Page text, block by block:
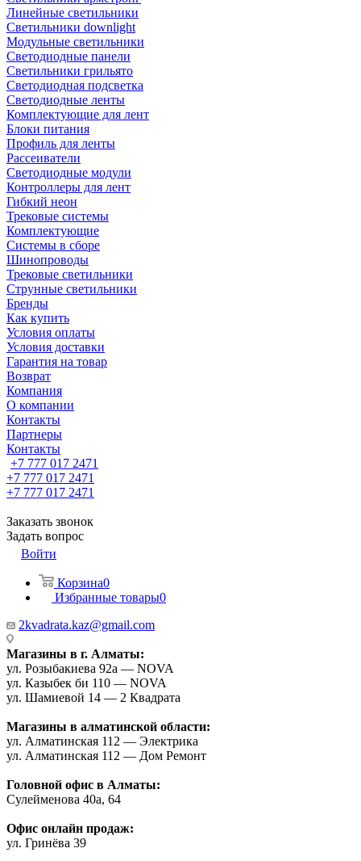
Линейные светильники
Светильники downlight
Модульные светильники
Светодиодные панели
Светильники грильято
Светодиодная подсветка
Светодиодные ленты
Комплектующие для лент
Блоки питания
Профиль для ленты
Рассеиватели
Светодиодные модули
Контроллеры для лент
Гибкий неон
Трековые системы
Комплектующие
Системы в сборе
Шинопроводы
Трековые светильники
Струнные светильники
Бренды
Как купить
Условия оплаты
Условия доставки
Гарантия на товар
Возврат
Компания
О компании
Контакты
Партнеры
Контакты
+7 777 017 2471
+7 777 017 2471
+7 777 017 2471
Заказать звонок
Задать вопрос
Войти
Корзина0
Избранные товары0
2kvadrata.kaz@gmail.com
Магазины в г. Алматы:
ул. Розыбакиева 92а — NOVA
ул. Казыбек би 110 — NOVA
ул. Шамиевой 14 — 2 Квадрата
Магазины в алматинской области:
ул. Алматинская 112 — Электрика
ул. Алматинская 112 — Дом Ремонт
Головной офис в Алматы:
Сулейменова 40а, 64
Офис онлайн продаж:
ул. Гринёва 39